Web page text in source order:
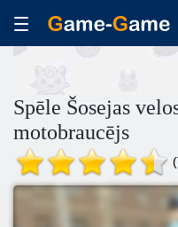
Spēle Šosejas
motobraucējs